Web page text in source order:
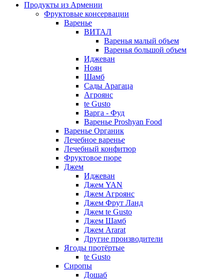
Продукты из Армении
Фруктовые консервации
Варенье
ВИТАЛ
Варенья малый объем
Варенья большой объем
Иджеван
Ноян
Шамб
Сады Арагаца
Агроянс
te Gusto
Варга - Фуд
Варенье Proshyan Food
Варенье Органик
Лечебное варенье
Лечебный конфитюр
Фруктовое пюре
Джем
Иджеван
Джем YAN
Джем Агроянс
Джем Фрут Ланд
Джем te Gusto
Джем Шамб
Джем Ararat
Другие производители
Ягоды протёртые
te Gusto
Сиропы
Дошаб